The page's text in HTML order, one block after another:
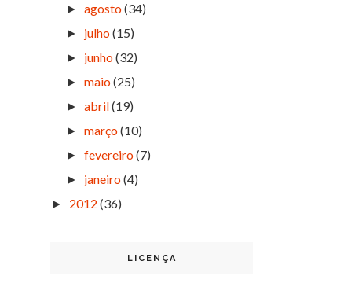
►agosto(34)
► julho(15)
► junho(32)
►maio(25)
►abril(19)
►março(10)
►fevereiro(7)
► janeiro(4)
► 2012 (36)
LICENÇA